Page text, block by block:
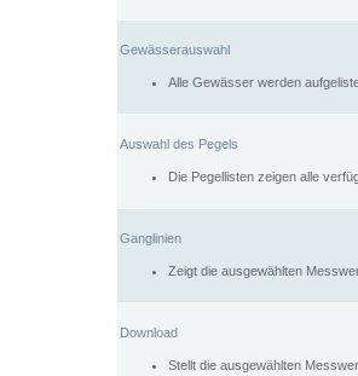
Gewässerauswahl
Alle Gewässer werden
Auswahl des Pegels
Die Pegellisten zeigen alle
Ganglinien
Zeigt die ausgewählten
Download
Stellt die ausgewählten